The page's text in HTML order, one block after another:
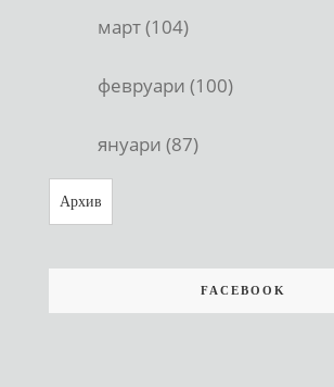
март (104)
февруари (100)
януари (87)
Архив
FACEBOOK